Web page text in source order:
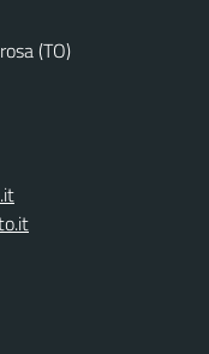
(TO)